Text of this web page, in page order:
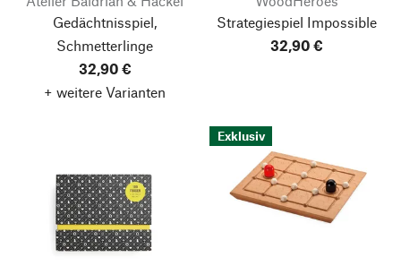
Gedächtnisspiel,
Schmetterlinge
32,90 €
+ weitere Varianten
Strategiespiel Impossible
32,90 €
Exklusiv